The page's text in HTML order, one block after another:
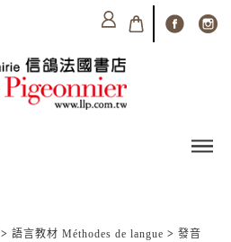
> 語言教材 Méthodes de langue > 發音